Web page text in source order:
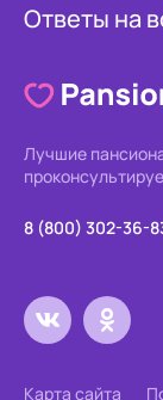
Ответы на
Лучшие
8 (800) 302-36-
Карта сайта